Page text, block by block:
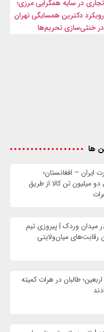
تجاری در سایه همگرایی مرزی؛
رویکرد دکترین همسایگی تهران
در خنثی‌سازی تحریم‌ها
ها
ایران – افغانستان؛
میلیون تن کالا از طریق
میدان وردک | پیروزی تیم
رقابت‌های میان‌ولایتی
اربعین؛ طالبان در هرات کمیته